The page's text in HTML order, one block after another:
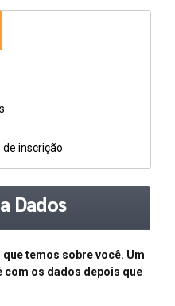
inscrição
Dados
temos sobre você. Um
com os dados depois que